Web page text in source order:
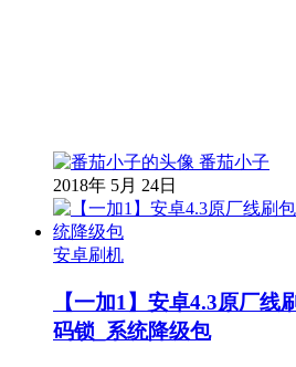
番茄小子
2018年 5月 24日
安卓刷机
【一加1】安卓4.3原厂线
码锁_系统降级包